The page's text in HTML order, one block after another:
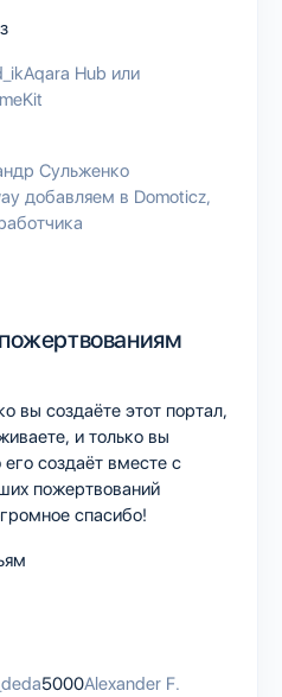
Aqara Hub или
Сульженко
добавляем в Domoticz,
вы создаёте этот портал,
и только вы
создаёт вместе с
пожертвований
спасибо!
5000Alexander F.